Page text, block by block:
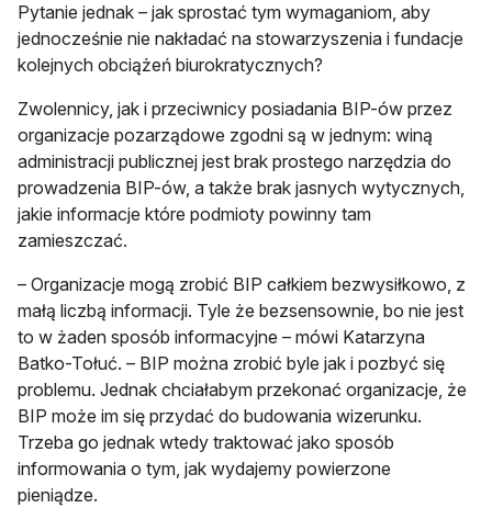
Pytanie jednak – jak sprostać tym wymaganiom, aby
jednocześnie nie nakładać na stowarzyszenia i fundacje
kolejnych obciążeń biurokratycznych?
Zwolennicy, jak i przeciwnicy posiadania BIP-ów przez
organizacje pozarządowe zgodni są w jednym: winą
administracji publicznej jest brak prostego narzędzia do
prowadzenia BIP-ów, a także brak jasnych wytycznych,
jakie informacje które podmioty powinny tam
zamieszczać.
– Organizacje mogą zrobić BIP całkiem bezwysiłkowo, z
małą liczbą informacji. Tyle że bezsensownie, bo nie jest
to w żaden sposób informacyjne – mówi Katarzyna
Batko-Tołuć. – BIP można zrobić byle jak i pozbyć się
problemu. Jednak chciałabym przekonać organizacje, że
BIP może im się przydać do budowania wizerunku.
Trzeba go jednak wtedy traktować jako sposób
informowania o tym, jak wydajemy powierzone
pieniądze.